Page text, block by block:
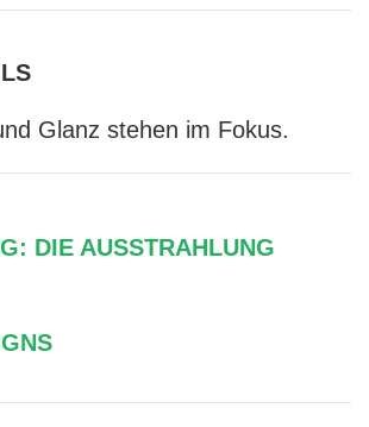
Glanz stehen im Fokus.
DIE AUSSTRAHLUNG